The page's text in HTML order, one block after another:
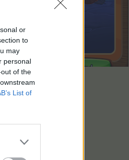
or
to
may
personal
of the
List of